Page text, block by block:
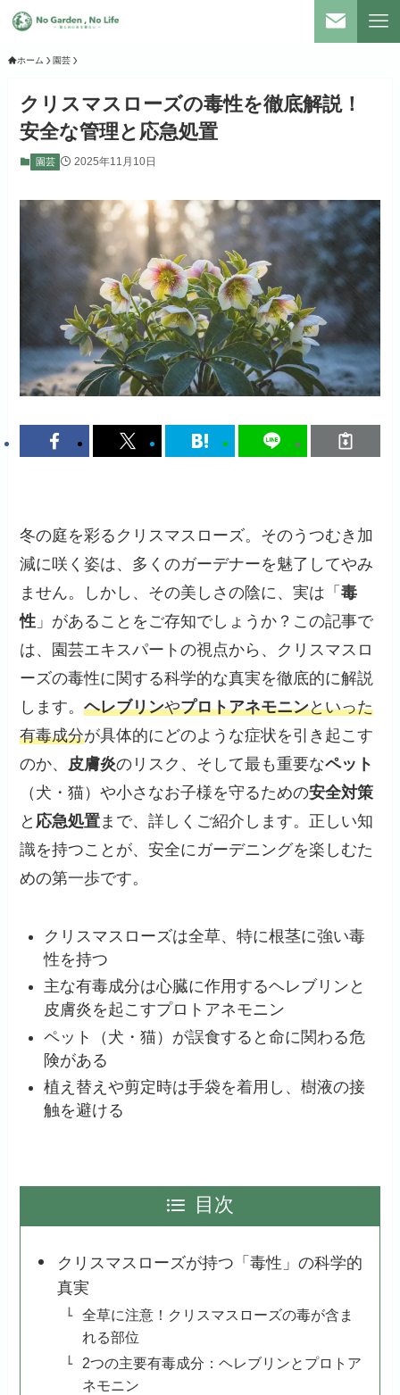
ホーム 園芸
クリスマスローズの毒性を徹底解説！
安全な管理と応急処置
園芸 2025年11月10日
冬の庭を彩るクリスマスローズ。そのうつむき加
減に咲く姿は、多くのガーデナーを魅了してやみ
ません。しかし、その美しさの陰に、実は「毒
性 」があることをご存知でしょうか？この記事で
は、園芸エキスパートの視点から、クリスマスロ
ーズの毒性に関する科学的な真実を徹底的に解説
します。ヘレブリンやプロトアネモニンといった
有毒成分が具体的にどのような症状を引き起こす
のか、 皮膚炎のリスク、そして最も重要なペット
（犬・猫）や小さなお子様を守るための安全対策
と 応急処置 まで、詳しくご紹介します。正しい知
識を持つことが、安全にガーデニングを楽しむた
めの第一歩です。
クリスマスローズは全草、特に根茎に強い毒
性を持つ
主な有毒成分は心臓に作用するヘレブリンと
皮膚炎を起こすプロトアネモニン
ペット（犬・猫）が誤食すると命に関わる危
険がある
植え替えや剪定時は手袋を着用し、樹液の接
触を避ける
目次
クリスマスローズが持つ「毒性」の科学的
真実
全草に注意！クリスマスローズの毒が含ま
れる部位
2つの主要有毒成分：ヘレブリンとプロトア
ネモニン